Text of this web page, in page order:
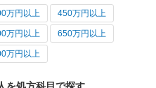
万円以上 450万円以上
万円以上 650万円以上
万円以上